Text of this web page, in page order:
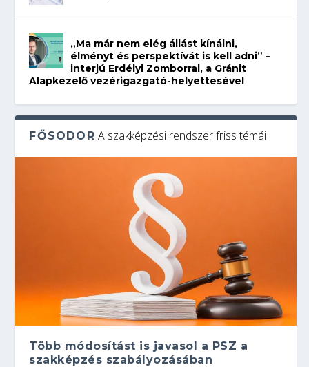
„Ma már nem elég állást kínálni,
élményt és perspektívát is kell adni” –
interjú Erdélyi Zomborral, a Gránit
Alapkezelő vezérigazgató-helyettesével
FŐSODOR A szakképzési rendszer friss témái
Több módosítást is javasol a PSZ a
szakképzés szabályozásában